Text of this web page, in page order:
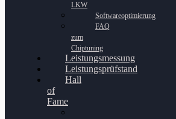
LKW
Softwareoptimierung
FAQ
zum
Chiptuning
Leistungsmessung
Leistungsprüfstand
Hall
of
Fame